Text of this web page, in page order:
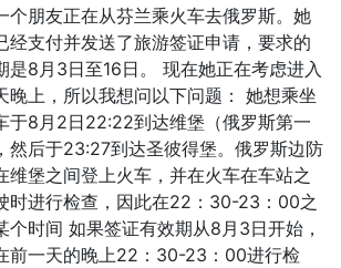
个朋友正在从芬兰乘火车去俄罗斯。她
经支付并发送了旅游签证申请，要求的
是8月3日至16日。 现在她正在考虑进入
晚上，所以我想问以下问题： 她想乘坐
于8月2日22:22到达维堡（俄罗斯第一
然后于23:27到达圣彼得堡。俄罗斯边防
维堡之间登上火车，并在火车在车站之
时进行检查，因此在22：30-23：00之
个时间 如果签证有效期从8月3日开始，
前一天的晚上22：30-23：00进行检